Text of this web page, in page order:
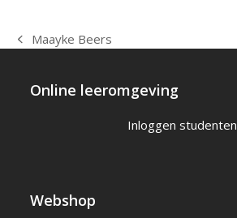
previous
Maayke Beers
Online leeromgeving
Inloggen studenten
Webshop